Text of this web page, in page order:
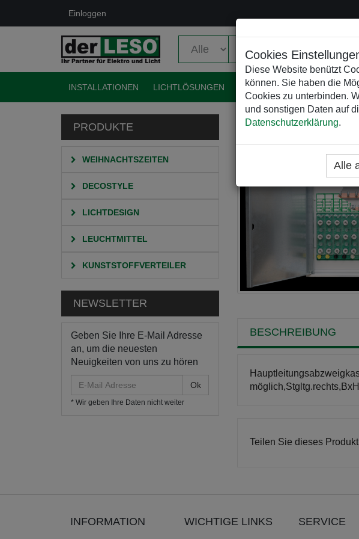
Cookies
Diese Website benützt
können. Sie haben die
Cookies zu unterbinden.
und sonstigen Daten auf
Datenschutzerklärung.
Alle
Einloggen
INSTALLATIONEN LICHTLÖSUNGEN EVENTELEKTRIK
PRODUKTE
WEIHNACHTSZEITEN
DECOSTYLE
LICHTDESIGN
LEUCHTMITTEL
KUNSTSTOFFVERTEILER
NEWSLETTER
Geben Sie Ihre E-Mail Adresse
an, um die neuesten
Neuigkeiten von uns zu hören
Mail
Adresse
* Wir geben Ihre Daten nicht weiter
HOME KATEGORIEN
BESCHREIBUNG
Teilen Sie dieses Produkt
INFORMATION WICHTIGE LINKS SERVICE